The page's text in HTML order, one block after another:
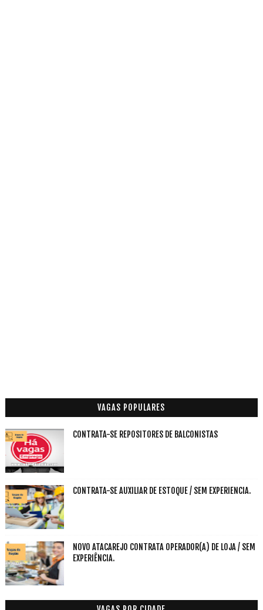
VAGAS POPULARES
CONTRATA-SE REPOSITORES DE BALCONISTAS
CONTRATA-SE AUXILIAR DE ESTOQUE / SEM EXPERIENCIA.
NOVO ATACAREJO CONTRATA OPERADOR(A) DE LOJA / SEM
EXPERIÊNCIA.